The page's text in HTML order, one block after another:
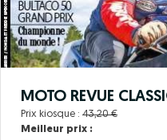
MOTO REVUE
Prix kiosque : 43,20 €
Meilleur prix :